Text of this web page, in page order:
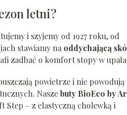
letni?
i szyjemy od 1927 roku, od
stawiamy naoddychającą
zadbać o komfort stopy w
powietrze i nie powodują
Naszebuty BioEco by
Step – z elastyczną cholewką i